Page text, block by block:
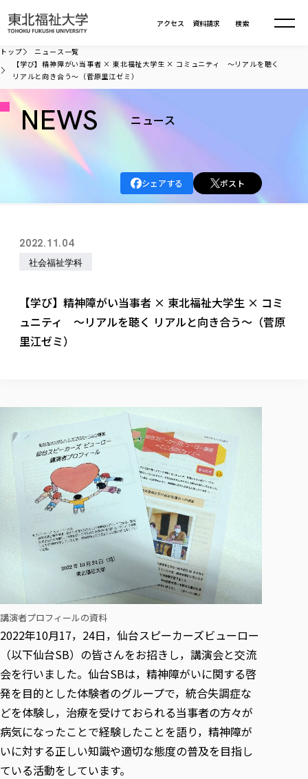
資料請求
アクセス 検索
大学について
大学理念
各種方針
大学の概要
大学の歩み
学生・教職員・卒業生数
校歌の歴史
校章・マーク・カラー
役員・評議員一覧
キャンパス案内
大学の取り組み
大学の取り組み
カリキュラム編成ガイドライン
本学のシラバスについて
一般事業主行動計画
大学広報誌「TFU Newsletter 東北福祉大学通信」
初年次教育（リエゾンゼミⅠ）について
リエゾンゼミ・ナビ（テキスト等）
お役立ち情報（リンク集）
放射線モニタリング測定結果（国見キャンパス）
情報公開
寄附行為
ガバナンス・コード
学校教育法施行規則第172条の2に基づく情報公開
教職課程における情報の公表
学部・学科等設置計画履行状況報告書
情報公開規程
学部・大学院
学部・大学院TOP
総合福祉学部
福祉行政学科
共生まちづくり学部
共生まちづくり学部
教育学部
教育学科
健康科学部
健康科学部
医療経営管理学科
産業福祉マネジメント学科
大学院
大学院
総合福祉学研究科 社会福祉学専攻 修士課程
総合福祉学研究科 社会福祉学専攻 博士課程
総合福祉学研究科 福祉心理学専攻 修士課程
教育学研究科 教育学専攻 修士課程
通信教育部
通信教育部
通信制大学院 総合福祉学研究科 社会福祉学専攻 修士課程
通信制大学院 総合福祉学研究科 福祉心理学専攻 修士課程
カリキュラム（学部・大学院）
その他の就学機会
学びの特徴
学びの特徴
ICT教育
初年次教育（リエゾンゼミⅠ）
実学臨床教育（総合福祉学部のみ履修可能）
教育実践活動（教育学科学生のみ受講可能）
禅のこころ
教員紹介・業績
学びのサポート
学びのサポート
学費（学部学科）
授業料減免・奨学金等
宿舎の紹介
入学試験
進学相談会
就職状況
取得可能な資格・免許
東北福祉大学のキャリア教育
センター長の挨拶
求人の受付について
単独学内説明会のご案内
在学生の方
在学生の方
資格取得報奨制度について
東北福祉大学求人・インターンシップ検索サイト（キャリタス
卒業生の方
卒業生の方
卒業後のキャリア支援体制
在学生による訪問、情報提供へのご協力のお願い
卒業生アンケート
よくあるご質問
東北福祉大学のDNA
在学生インタビュー
課外活動 TOP
体育会・運動サークル紹介
大学指定団体紹介
国際交流
海外留学・研修
外国人在学生
Prospective Students
学生支援センター国際交流の活動
スタッフ紹介
ニュース一覧
社会連携・研究
東北福祉大学の研究活動
東北福祉大学の研究活動
東北福祉大学の研究紹介
共同研究等をご検討の皆様へ
東北福祉大学の紀要・リポジトリ
東北福祉大学の紀要・リポジトリ
研究紀要
教職研究
東北福祉大学教育・教職センター特別支援教育研究年報一覧
芹沢銈介美術工芸館年報
東北福祉大学機関リポジトリ
東北福祉大学オープンアクセス方針
産学・産学官連携
産学・産学官連携
「高齢者のフレイル予防及びデジタルデバイド解消に向けた
高齢者施設特化型モジュラー車いす開発
学生参加 × 産学官連携 ～ 「行学一如」の実践
社会貢献・地域連携活動
社会貢献・地域連携活動
社会貢献への取り組み
社会貢献・地域連携活動報告書
各種社会貢献活動の窓口
伝承講座「311『伝える／備える』次世代塾」
JICA草の根技術協力事業
被災地の子ども支援活動
生涯学習・社会人講座
自治体・団体等との主な協定
自治体・団体等との主な協定
研究所について
研究者のご紹介
生涯教育・キャリア教育TOP
生涯学習・社会人講座
月例TFU実学臨床研究セミナー
特別支援教育研究室
TFU教育フォーラム
関連法人
取材について
施設利用
同窓会
学内ポータルシステム
Universal Passport
トップ
ニュース一覧
【学び】精神障がい当事者 × 東北福祉大学生 × コミュニティ ～リアルを聴く
リアルと向き合う～（菅原里江ゼミ）
NEWS ニュース
シェアする ポスト
2022.11.04
社会福祉学科
【学び】精神障がい当事者 × 東北福祉大学生 × コミ
ュニティ ～リアルを聴く リアルと向き合う～（菅原
里江ゼミ）
講演者プロフィールの資料
2022年10月17，24日，仙台スピーカーズビューロー
（以下仙台SB）の皆さんをお招きし，講演会と交流
会を行いました。仙台SBは，精神障がいに関する啓
発を目的とした体験者のグループで，統合失調症な
どを体験し，治療を受けておられる当事者の方々が
病気になったことで経験したことを語り，精神障が
いに対する正しい知識や適切な態度の普及を目指し
ている活動をしています。